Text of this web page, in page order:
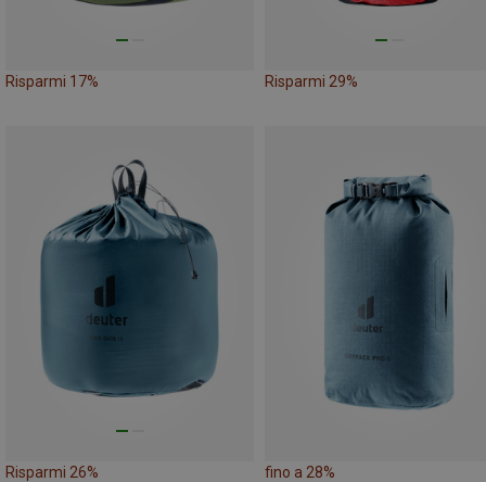
Risparmi 17% Risparmi 29%
Risparmi 26% fino a 28%